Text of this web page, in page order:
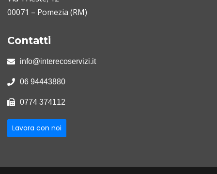
00071 – Pomezia (RM)
Contatti
info@interecoservizi.it
06 94443880
0774 374112
Lavora con noi